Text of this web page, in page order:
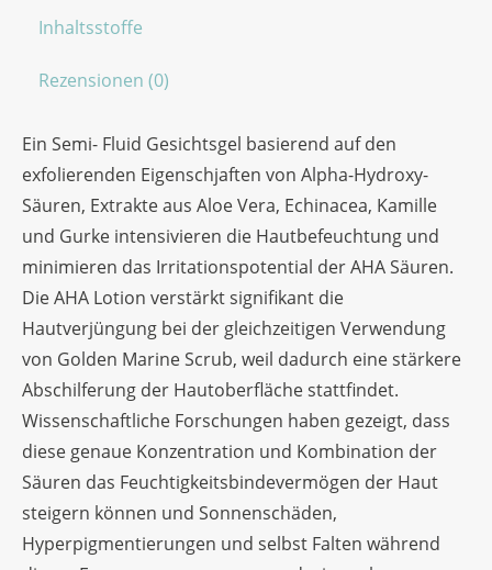
Inhaltsstoffe
Rezensionen (0)
Ein Semi- Fluid Gesichtsgel basierend auf den
exfolierenden Eigenschjaften von Alpha-Hydroxy-
Säuren, Extrakte aus Aloe Vera, Echinacea, Kamille
und Gurke intensivieren die Hautbefeuchtung und
minimieren das Irritationspotential der AHA Säuren.
Die AHA Lotion verstärkt signifikant die
Hautverjüngung bei der gleichzeitigen Verwendung
von Golden Marine Scrub, weil dadurch eine stärkere
Abschilferung der Hautoberfläche stattfindet.
Wissenschaftliche Forschungen haben gezeigt, dass
diese genaue Konzentration und Kombination der
Säuren das Feuchtigkeitsbindevermögen der Haut
steigern können und Sonnenschäden,
Hyperpigmentierungen und selbst Falten während